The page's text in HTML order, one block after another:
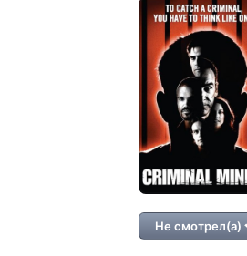
Не смотрел(а)